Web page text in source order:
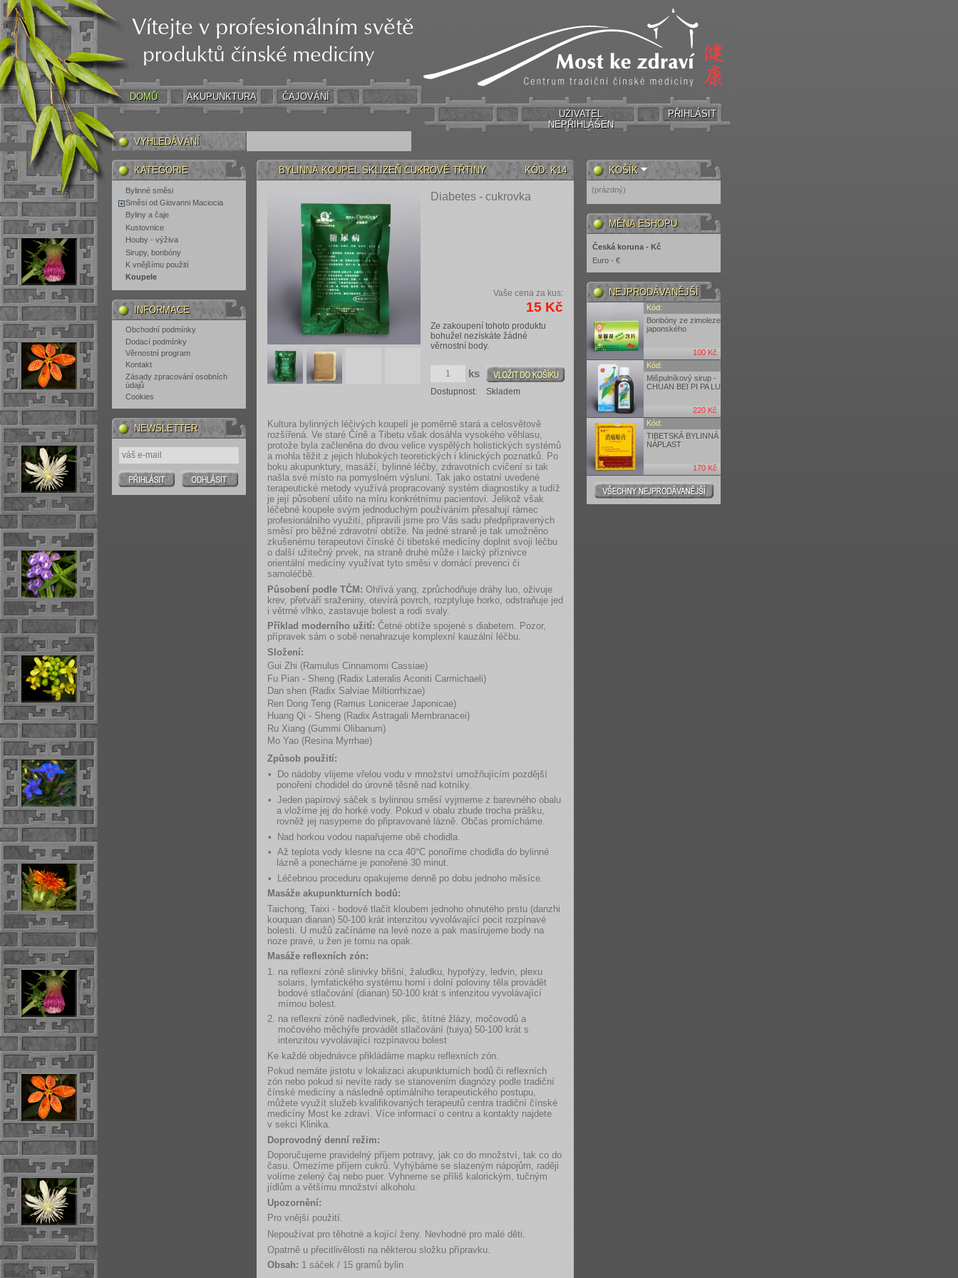
DOMŮ AKUPUNKTURA
ČAJOVÁNÍ
PŘIHLÁSIT
UŽIVATEL
NEPŘIHLÁŠEN
VYHLEDÁVÁNÍ
KATEGORIE
Bylinné směsi
Směsi od Giovanni Maciocia
Byliny a čaje
Kustovnice
Houby - výživa
Sirupy, bonbóny
K vnějšímu použití
Koupele
INFORMACE
Obchodní podmínky
Dodací podmínky
Věrnostní program
Kontakt
Zásady zpracování osobních
údajů
Cookies
NEWSLETTER
BYLINNÁ KOUPEL SKLIZEŇ CUKROVÉ TŘTINY KÓD: K14
Diabetes - cukrovka
Vaše cena za kus:
15 Kč
Ze zakoupení tohoto produktu
bohužel nezískáte žádné
věrnostní body.
ks
Dostupnost: Skladem
Kultura bylinných léčivých koupelí je poměrně stará a celosvětově
rozšířená. Ve staré Číně a Tibetu však dosáhla vysokého věhlasu,
protože byla začleněna do dvou velice vyspělých holistických systémů
a mohla těžit z jejich hlubokých teoretických i klinických poznatků. Po
boku akupunktury, masáží, bylinné léčby, zdravotních cvičení si tak
našla své místo na pomyslném výsluní. Tak jako ostatní uvedené
terapeutické metody využívá propracovaný systém diagnostiky a tudíž
je její působení ušito na míru konkrétnímu pacientovi. Jelikož však
léčebné koupele svým jednoduchým používáním přesahují rámec
profesionálního využití, připravili jsme pro Vás sadu předpřipravených
směsí pro běžné zdravotní obtíže. Na jedné straně je tak umožněno
zkušenému terapeutovi čínské či tibetské medicíny doplnit svoji léčbu
o další užitečný prvek, na straně druhé může i laický příznivce
orientální medicíny využívat tyto směsi v domácí prevenci či
samoléčbě.
Působení podle TČM: Ohřívá yang, zprůchodňuje dráhy luo, oživuje
krev, přetváří sraženiny, otevírá povrch, rozptyluje horko, odstraňuje jed
i větrné vlhko, zastavuje bolest a rodí svaly.
Příklad moderního užití: Četné obtíže spojené s diabetem. Pozor,
přípravek sám o sobě nenahrazuje komplexní kauzální léčbu.
Složení:
Gui Zhi (Ramulus Cinnamomi Cassiae)
Fu Pian - Sheng (Radix Lateralis Aconiti Carmichaeli)
Dan shen (Radix Salviae Miltiorrhizae)
Ren Dong Teng (Ramus Lonicerae Japonicae)
Huang Qi - Sheng (Radix Astragali Membranacei)
Ru Xiang (Gummi Olibanum)
Mo Yao (Resina Myrrhae)
Způsob použití:
• Do nádoby vlijeme vřelou vodu v množství umožňujícím pozdější
ponoření chodidel do úrovně těsně nad kotníky.
• Jeden papírový sáček s bylinnou směsí vyjmeme z barevného obalu
a vložíme jej do horké vody. Pokud v obalu zbude trocha prášku,
rovněž jej nasypeme do připravované lázně. Občas promícháme.
• Nad horkou vodou napařujeme obě chodidla.
• Až teplota vody klesne na cca 40°C ponoříme chodidla do bylinné
lázně a ponecháme je ponořené 30 minut.
• Léčebnou proceduru opakujeme denně po dobu jednoho měsíce.
Masáže akupunkturních bodů:
Taichong, Taixi - bodově tlačit kloubem jednoho ohnutého prstu (danzhi
kouquan dianan) 50-100 krát intenzitou vyvolávající pocit rozpínavé
bolesti. U mužů začínáme na levé noze a pak masírujeme body na
noze pravé, u žen je tomu na opak.
Masáže reflexních zón:
1. na reflexní zóně slinivky břišní, žaludku, hypofýzy, ledvin, plexu
solaris, lymfatického systému horní i dolní poloviny těla provádět
bodové stlačování (dianan) 50-100 krát s intenzitou vyvolávající
mírnou bolest.
2. na reflexní zóně nadledvinek, plic, štítné žlázy, močovodů a
močového měchýře provádět stlačování (tuiya) 50-100 krát s
intenzitou vyvolávající rozpínavou bolest
Ke každé objednávce přikládáme mapku reflexních zón.
Pokud nemáte jistotu v lokalizaci akupunkturních bodů či reflexních
zón nebo pokud si nevíte rady se stanovením diagnózy podle tradiční
čínské medicíny a následně optimálního terapeutického postupu,
můžete využít služeb kvalifikovaných terapeutů centra tradiční čínské
medicíny Most ke zdraví. Více informací o centru a kontakty najdete
v sekci Klinika.
Doprovodný denní režim:
Doporučujeme pravidelný příjem potravy, jak co do množství, tak co do
času. Omezíme příjem cukrů. Vyhýbáme se slazeným nápojům, raději
volíme zelený čaj nebo puer. Vyhneme se příliš kalorickým, tučným
jídlům a většímu množství alkoholu.
Upozornění:
Pro vnější použití.
Nepoužívat pro těhotné a kojící ženy. Nevhodné pro malé děti.
Opatrně u přecitlivělosti na některou složku přípravku.
Obsah: 1 sáček / 15 gramů bylin
KOŠÍK
(prázdný)
MĚNA ESHOPU
Česká koruna - Kč
Euro - €
NEJPRODÁVANĚJŠÍ
Kód:
Bonbóny ze zimoleze
japonského
100 Kč
Kód:
Mišpulníkový sirup -
CHUAN BEI PI PA LU
220 Kč
Kód:
TIBETSKÁ BYLINNÁ
NÁPLAST
170 Kč